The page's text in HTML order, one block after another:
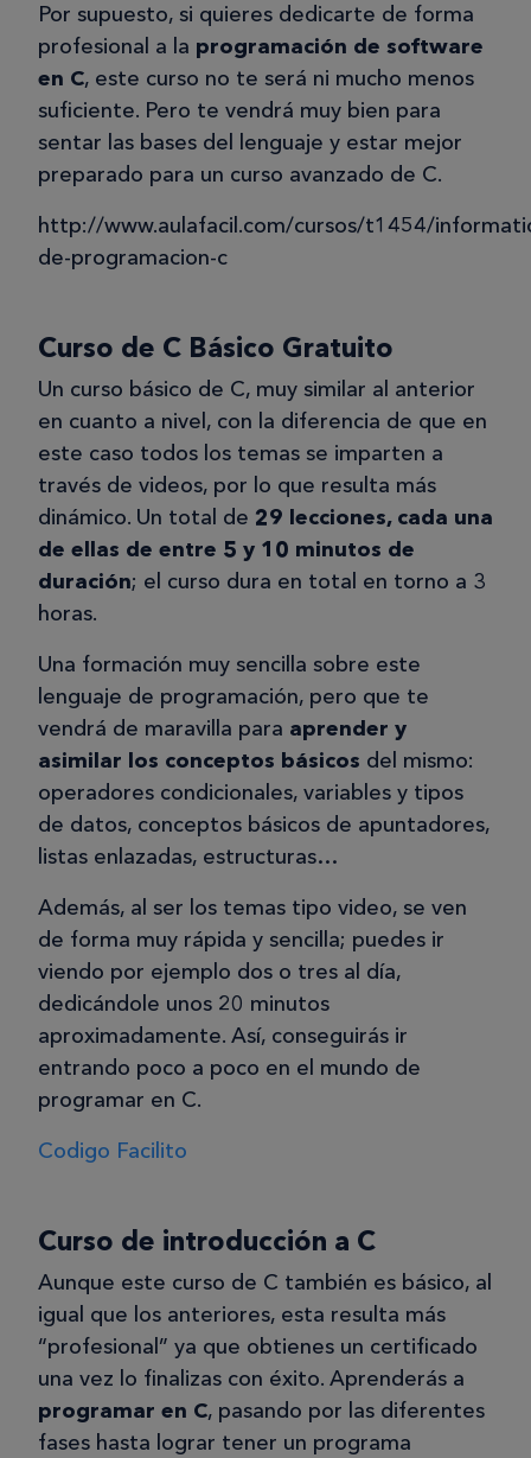
Por supuesto, si quieres dedicarte de forma
profesional a la programación de software
en C, este curso no te será ni mucho menos
suficiente. Pero te vendrá muy bien para
sentar las bases del lenguaje y estar mejor
preparado para un curso avanzado de C.
http://www.aulafacil.com/cursos/t1454/
de-programacion-c
Curso de C Básico Gratuito
Un curso básico de C, muy similar al anterior
en cuanto a nivel, con la diferencia de que en
este caso todos los temas se imparten a
través de videos, por lo que resulta más
dinámico. Un total de 29 lecciones, cada una
de ellas de entre 5 y 10 minutos de
duración; el curso dura en total en torno a 3
horas.
Una formación muy sencilla sobre este
lenguaje de programación, pero que te
vendrá de maravilla para aprender y
asimilar los conceptos básicos del mismo:
operadores condicionales, variables y tipos
de datos, conceptos básicos de apuntadores,
listas enlazadas, estructuras…
Además, al ser los temas tipo video, se ven
de forma muy rápida y sencilla; puedes ir
viendo por ejemplo dos o tres al día,
dedicándole unos 20 minutos
aproximadamente. Así, conseguirás ir
entrando poco a poco en el mundo de
programar en C.
Codigo Facilito
Curso de introducción a C
Aunque este curso de C también es básico, al
igual que los anteriores, esta resulta más
“profesional” ya que obtienes un certificado
una vez lo finalizas con éxito. Aprenderás a
programar en C, pasando por las diferentes
fases hasta lograr tener un programa